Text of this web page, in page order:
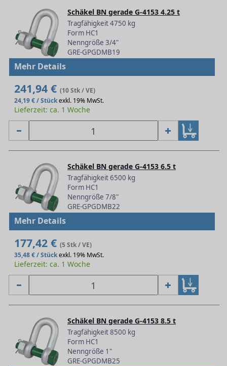
Schäkel BN gerade G-4153 4.25 t
Tragfähigkeit 4750 kg
Form HC1
Nenngröße 3/4"
GRE-GPGDMB19
Mehr Details
241,94 € (10 Stk / VE)
24,19 € / Stückexkl. 19% MwSt.
Lieferzeit: ca. 1 Woche
Schäkel BN gerade G-4153 6.5 t
Tragfähigkeit 6500 kg
Form HC1
Nenngröße 7/8"
GRE-GPGDMB22
Mehr Details
177,42 € (5 Stk / VE)
35,48 € / Stückexkl. 19% MwSt.
Lieferzeit: ca. 1 Woche
Schäkel BN gerade G-4153 8.5 t
Tragfähigkeit 8500 kg
Form HC1
Nenngröße 1"
GRE-GPGDMB25